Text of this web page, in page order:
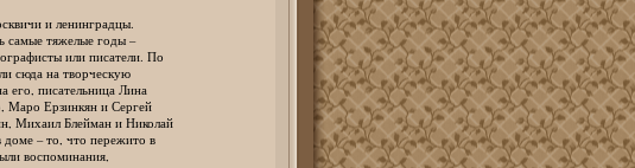
и ленинградцы.
тяжелые годы –
или писатели. По
на творческую
писательница Лина
Ерзинкян и Сергей
Блейман и Николай
– то, что пережито в
воспоминания,